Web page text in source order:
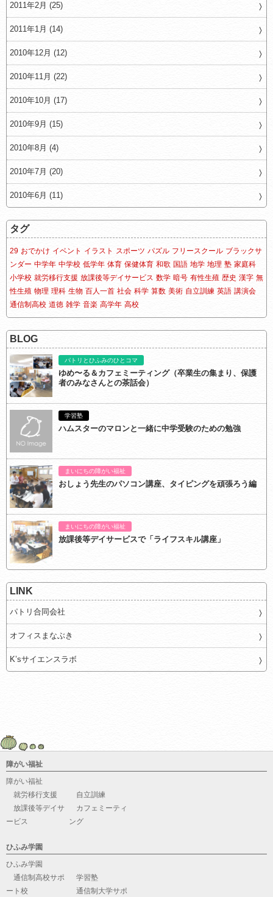
2011年2月 (25)
2011年1月 (14)
2010年12月 (12)
2010年11月 (22)
2010年10月 (17)
2010年9月 (15)
2010年8月 (4)
2010年7月 (20)
2010年6月 (11)
タグ
29 おでかけ イベント イラスト スポーツ パズル フリースクール ブラックサ
ンダー 中学年 中学校 低学年 体育 保健体育 和歌 国語 地学 地理 塾 家庭科
小学校 就労移行支援 放課後等デイサービス 数学 暗号 有性生殖 歴史 漢字 無
性生殖 物理 理科 生物 百人一首 社会 科学 算数 美術 自立訓練 英語 講演会
通信制高校 道徳 雑学 音楽 高学年 高校
BLOG
パトリとひふみのひとコマ
ゆめ〜る＆カフェミーティング（卒業生の集まり、保護
者のみなさんとの茶話会）
学習塾
ハムスターのマロンと一緒に中学受験のための勉強
まいにちの障がい福祉
おしょう先生のパソコン講座、タイピングを頑張ろう編
まいにちの障がい福祉
放課後等デイサービスで「ライフスキル講座」
LINK
パトリ合同会社
オフィスまなぶき
K’sサイエンスラボ
障がい福祉
障がい福祉
就労移行支援
自立訓練
放課後等デイサ
ービス
カフェミーティ
ング
ひふみ学園
ひふみ学園
通信制高校サポ
ート校
学習塾
通信制大学サポ